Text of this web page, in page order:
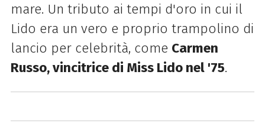
mare. Un tributo ai tempi d'oro in cui il
Lido era un vero e proprio trampolino di
lancio per celebrità, come Carmen
Russo, vincitrice di Miss Lido nel '75.